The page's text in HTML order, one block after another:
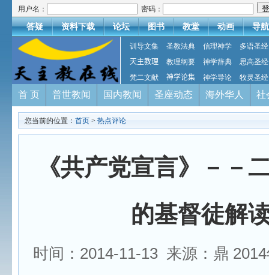
用户名： 密码：
答疑 资料下载 论坛 图书 教堂 动画 导航
训导文集 圣教法典 信理神学
多语圣经
天主教理
教理纲要 神学辞典
思高圣经
梵二文献
神学论集 神学导论 牧灵圣经
首 页 普世教闻 国内教闻 圣座动态 海外华人 社
您当前的位置： 首页 > 热点评论
《共产党宣言》－－
的基督徒解
时间：2014-11-13 来源：鼎